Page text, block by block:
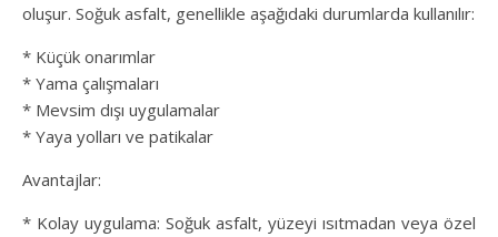
oluşur. Soğuk asfalt, genellikle aşağıdaki durumlarda kullanılır:
* Küçük onarımlar
* Yama çalışmaları
* Mevsim dışı uygulamalar
* Yaya yolları ve patikalar
Avantajlar:
* Kolay uygulama: Soğuk asfalt, yüzeyi ısıtmadan veya özel